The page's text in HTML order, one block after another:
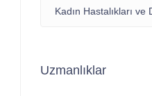
Kadın Hastalıkları ve
Uzmanlıklar